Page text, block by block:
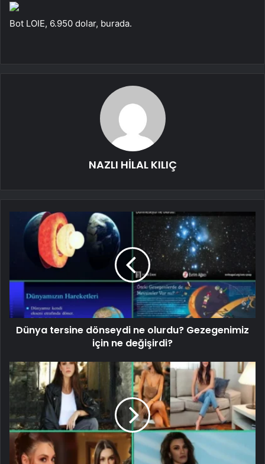
Bot LOIE, 6.950 dolar, burada.
NAZLI HİLAL KILIÇ
Dünya tersine dönseydi ne olurdu? Gezegenimiz
için ne değişirdi?